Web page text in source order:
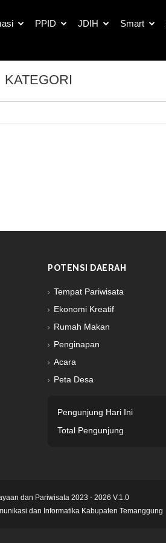
PPID JDIH Smart
KATEGORI
POTENSI DAERAH
Tempat Pariwisata
Ekonomi Kreatif
Rumah Makan
Penginapan
Acara
Peta Desa
Pengunjung Hari Ini
Total Pengunjung
dan Pariwisata 2023 - 2026 V.1.0
dan Informatika Kabupaten Temanggung